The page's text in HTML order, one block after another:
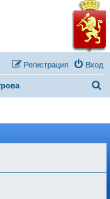
Вход
Регистрация